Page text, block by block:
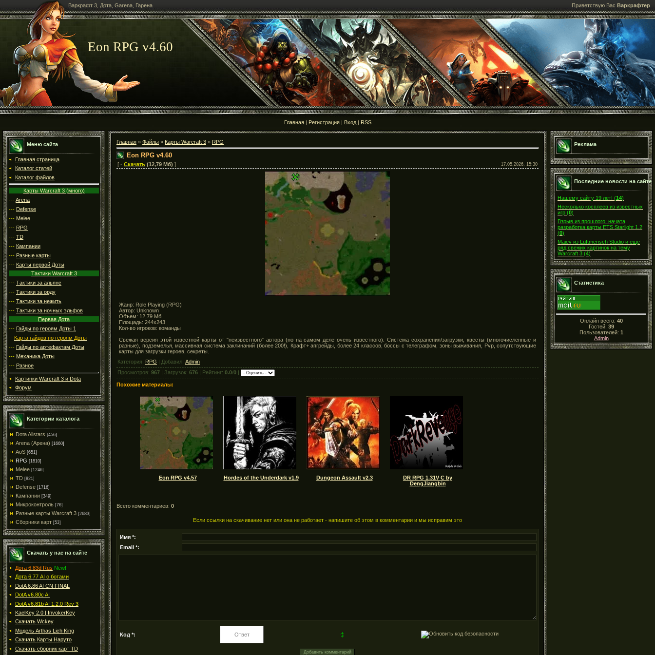
Варкрафт 3, Дота, Garena, Гарена Приветствую Вас Варкрафтер
Eon RPG v4.60
Главная| Регистрация| Вход| RSS
Меню сайта
Главная страница
Каталог статей
Каталог файлов
Карты Warcraft 3 (много)
---Arena
--- Defense
--- Melee
--- RPG
--- TD
--- Кампании
--- Разные карты
--- Карты первой Доты
Тактики Warcraft 3
--- Тактики за альянс
--- Тактики за орду
--- Тактики за нежить
--- Тактики за ночных эльфов
Первая Дота
--- Гайды по героям Доты 1
-- Карта гайдов по героям Доты
--- Гайды по артефактам Доты
--- Механика Доты
--- Разное
Картинки Warcraft 3 и Dota
Форум
Категории каталога
Dota Allstars [456]
Arena (Арена) [1660]
AoS [651]
RPG [1810]
Melee [1246]
TD [821]
Defense [1716]
Кампании [349]
Микроконтроль [76]
Разные карты Warcraft 3 [2683]
Сборники карт [53]
Скачать у нас на сайте
Дота 6.83d Rus New!
Дота 6.77 AI с ботами
DotA 6.86 AI CN FINAL
DotA v6.80c AI
DotA v6.81b AI 1.2.0 Rev 3
KaelKey 2.0 | InvokerKey
Скачать Wckey
Модель Arthas Lich King
Скачать Карты Наруто
Скачать сборник карт TD
Главная » Файлы » Карты Warcraft 3 » RPG
Eon RPG v4.60
[ · Скачать (12,79 Мб) ] 17.05.2026, 15:30
Жанр: Role Playing (RPG)
Автор: Unknown
Объем: 12,79 Мб
Площадь: 244x243
Кол-во игроков: команды
Свежая версия этой известной карты от "неизвестного" автора (но на самом деле очень известного). Система сохранения/загрузки, квесты (многочисленные и
разные), подземелья, массивная система заклинаний (более 200!), Крафт+ апгрейды, более 24 классов, боссы с телеграфом, зоны выживания, Pvp, сопутствующие
карты для загрузки героев, секреты.
Категория: RPG | Добавил: Admin
Просмотров: 967 | Загрузок: 676 | Рейтинг: 0.0/0 |
Похожие материалы:
Eon RPG v4.57 Hordes of the Underdark v1.9 Dungeon Assault v2.3
DR RPG 1.31V C by
DengJiangbin
Всего комментариев: 0
Если ссылки на скачивание нет или она не работает - напишите об этом в комментарии и мы исправим это
Имя *:
Email *:
Код *:
Реклама
Последние новости на сайте
Нашему сайту 19 лет! (14)
Несколько косплеев из известных
игр (0)
Взрыв из прошлого: начата
разработка карты ETS Starlight 1.2
(0)
Maiev из Luftmensch Studio и еще
ряд свежих картинок на тему
Warcraft 3 (4)
Статистика
Онлайн всего: 40
Гостей: 39
Пользователей: 1
Admin